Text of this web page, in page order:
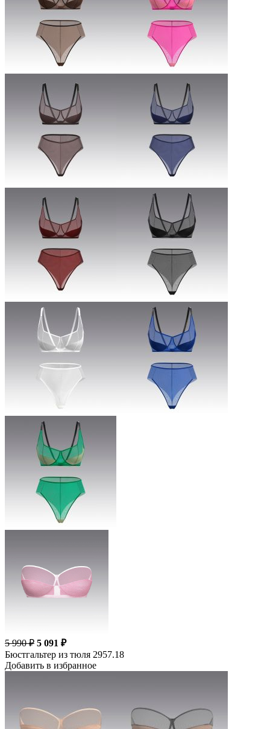
5 990 ₽ 5 091 ₽
Бюстгальтер из тюля 2957.18
Добавить в избранное